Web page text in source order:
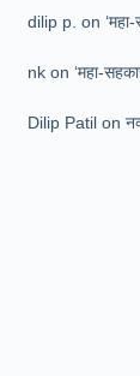
dilip p. on
nk on‘महा-
Dilip Patil on